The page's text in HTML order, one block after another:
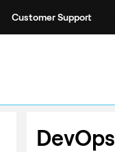
Customer Support
DevOps